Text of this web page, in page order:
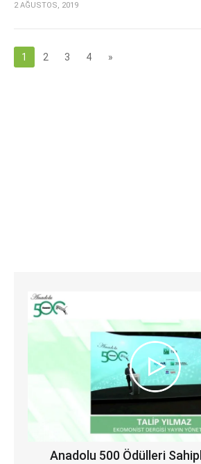
2 AĞUSTOS, 2019
1 2 3 4 »
Anadolu 500 Ödülleri